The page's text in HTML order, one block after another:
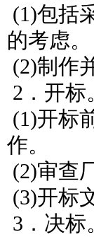
(1)包括
的考虑。
(2)制作
2．开标
(1)开标
作。
(2)审查
(3)开标
3．决标